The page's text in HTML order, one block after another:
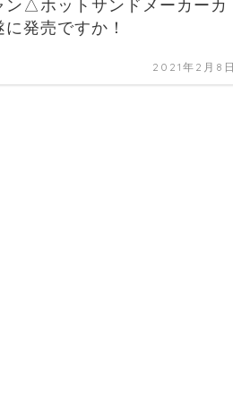
ン△ホットサンドメーカーカ
発売ですか！
2021年2月8